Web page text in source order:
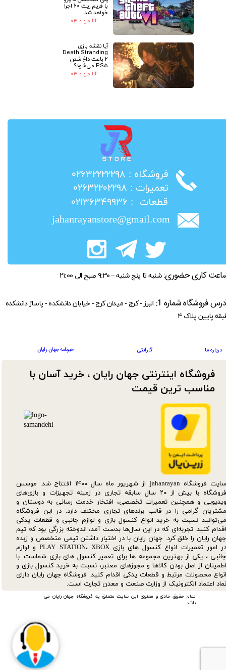
با فریم ریت 60 اجرا
خواهد شد
۲۲ مرداد ۰۴
آیا نقشه بازی
Death Stranding
2 باعث داغ شدن
PS5 می‌شود؟
۲۲ مرداد ۰۴
تمام حقوق مادی و معنوی این سایت متعلق به فروشگاه جهان رایان می
باشد.
​فروشگاه : ۰۲۶۳۲۲۲۲۲۹۸
​تعمیرات : ۰۲۶۳۲۲۰۲۲۹۸
​قطعات : ۰۲۱۳۶۳۴۹۹۳۶
jahanrayanstore@gmail.com
سایت فروشگاه jahanrayan از شهریور ماه سال ۱۴۰۰ افتتاح شد. موسس
فروشگاه با بیش از ۲۰ سال سابقه تجاری در زمینه تجهیزات و بازی‌های
ویدیویی و همچنین تعمیرات تخصصی، افتخار خدمت رسانی به دوستان و
مشتریان گرامی را در قالب برندهای تجاری مختلف دارد. در این فروشگاه
می‌توانید نسبت به خرید انواع کنسول بازی و لوازم جانبی و قطعات یدکی‌
اقدام کنید. تجربه‌ای که در این سال‌ها بدست آمد، اندوخته بزرگی بود که تیم
جهان رایان را خلق کرد. جهان رایان با در اختیار داشتن تیمی متخصص و زبده
در امور تعمیرات انواع کنسول های بازی PLAY STATION، XBOX و لوازم
جانبی ، یکی از بهترین مجموعه ها برای تعمیر کنسول های بازی شماست. با
اطمینان از اصل بودن کالاها و مجوزهای معتبر، نسبت به خرید کنسول بازی و
انواع محصولات مرتبط و قطعات یدکی اقدام کنید. فروشگاه جهان رایان دارای
نماد اعتماد الکترونیک از وزارت صنعت و معدن تجارت است.
فروشگاه اینترنتی جهان رایان ، خرید آسان با
مناسب ترین قیمت​​​​​​​
کاری حضوری: شنبه تا پنج شنبه – ۹:۳۰ صبح الی ۲۱:۰۰
درباره ما گارانتی خبرنامه جهان رایان
فروشگاه شماره 1:
البرز - کرج - میدان کرج - خیابان دانشکده - پاساژ دانشکده
پایین پلاک ۴